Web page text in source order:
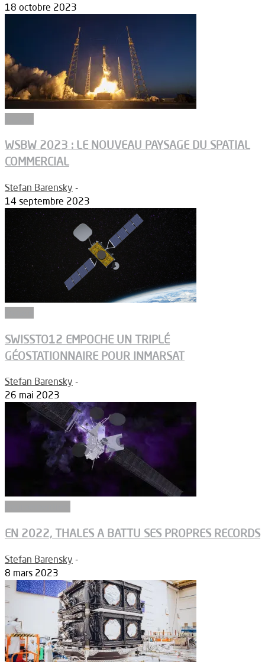
18 octobre 2023
WSBW 2023 : LE NOUVEAU PAYSAGE DU SPATIAL
COMMERCIAL
Stefan Barensky -
14 septembre 2023
SWISSTO12 EMPOCHE UN TRIPLÉ
GÉOSTATIONNAIRE POUR INMARSAT
Stefan Barensky -
26 mai 2023
EN 2022, THALES A BATTU SES PROPRES RECORDS
Stefan Barensky -
8 mars 2023